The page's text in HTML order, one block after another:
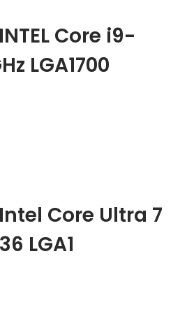
Core i9-
LGA1700
Core Ultra 7
LGA1